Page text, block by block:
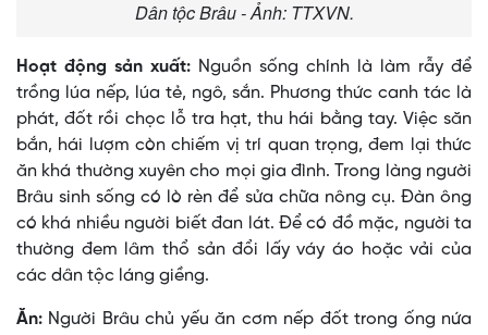
Dân tộc Brâu - Ảnh: TTXVN.
Hoạt động sản xuất: Nguồn sống chính là làm rẫy để
trồng lúa nếp, lúa tẻ, ngô, sắn. Phương thức canh tác là
phát, đốt rồi chọc lỗ tra hạt, thu hái bằng tay. Việc săn
bắn, hái lượm còn chiếm vị trí quan trọng, đem lại thức
ăn khá thường xuyên cho mọi gia đình. Trong làng người
Brâu sinh sống có lò rèn để sửa chữa nông cụ. Ðàn ông
có khá nhiều người biết đan lát. Ðể có đồ mặc, người ta
thường đem lâm thổ sản đổi lấy váy áo hoặc vải của
các dân tộc láng giềng.
Ăn: Người Brâu chủ yếu ăn cơm nếp đốt trong ống nứa